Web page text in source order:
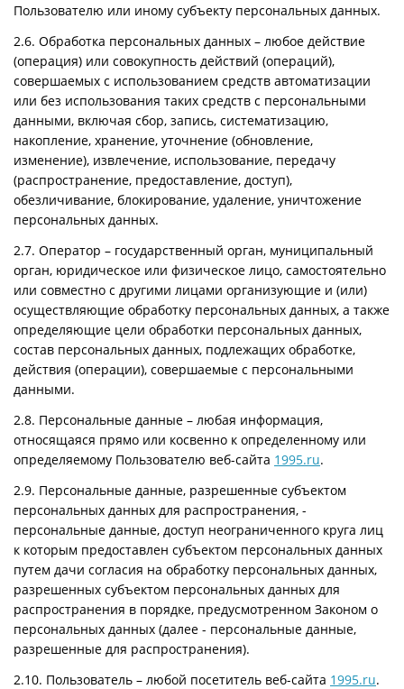
Пользователю или иному субъекту персональных данных.
2.6. Обработка персональных данных – любое действие
(операция) или совокупность действий (операций),
совершаемых с использованием средств автоматизации
или без использования таких средств с персональными
данными, включая сбор, запись, систематизацию,
накопление, хранение, уточнение (обновление,
изменение), извлечение, использование, передачу
(распространение, предоставление, доступ),
обезличивание, блокирование, удаление, уничтожение
персональных данных.
2.7. Оператор – государственный орган, муниципальный
орган, юридическое или физическое лицо, самостоятельно
или совместно с другими лицами организующие и (или)
осуществляющие обработку персональных данных, а также
определяющие цели обработки персональных данных,
состав персональных данных, подлежащих обработке,
действия (операции), совершаемые с персональными
данными.
2.8. Персональные данные – любая информация,
относящаяся прямо или косвенно к определенному или
определяемому Пользователю веб-сайта 1995.ru.
2.9. Персональные данные, разрешенные субъектом
персональных данных для распространения, -
персональные данные, доступ неограниченного круга лиц
к которым предоставлен субъектом персональных данных
путем дачи согласия на обработку персональных данных,
разрешенных субъектом персональных данных для
распространения в порядке, предусмотренном Законом о
персональных данных (далее - персональные данные,
разрешенные для распространения).
2.10. Пользователь – любой посетитель веб-сайта 1995.ru.